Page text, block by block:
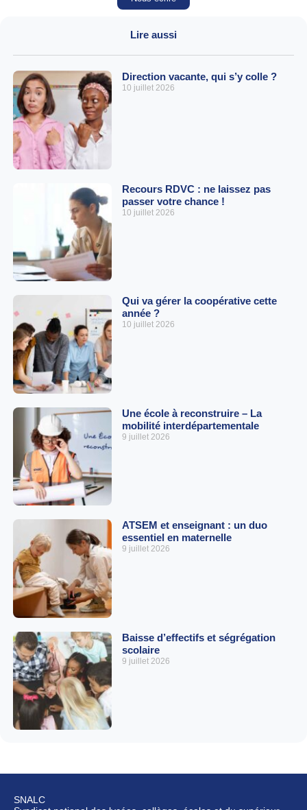
Lire aussi
Direction vacante, qui s’y colle ?
10 juillet 2026
Recours RDVC : ne laissez pas
passer votre chance !
10 juillet 2026
Qui va gérer la coopérative cette
année ?
10 juillet 2026
Une école à reconstruire – La
mobilité interdépartementale
9 juillet 2026
ATSEM et enseignant : un duo
essentiel en maternelle
9 juillet 2026
Baisse d’effectifs et ségrégation
scolaire
9 juillet 2026
SNALC